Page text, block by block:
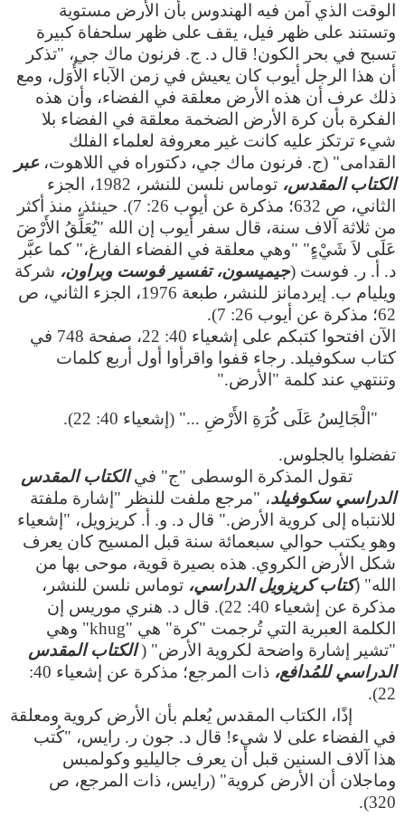
الوقت الذي آمن فيه الهندوس بأن الأرض مستوية
وتستند على ظهر فيل، يقف على ظهر سلحفاة كبيرة
تسبح في بحر الكون! قال د. ج. فرنون ماك جي، "تذكر
أن هذا الرجل أيوب كان يعيش في زمن الآباء الأُوَل، ومع
ذلك عرف أن هذه الأرض معلقة في الفضاء، وأن هذه
الفكرة بأن كرة الأرض الضخمة معلقة في الفضاء بلا
شيء ترتكز عليه كانت غير معروفة لعلماء الفلك
القدامى" (ج. فرنون ماك جي، دكتوراه في اللاهوت،عبر
الكتاب المقدس،
توماس نلسن للنشر، 1982، الجزء
الثاني، ص 632؛ مذكرة عن أيوب 26: 7). حينئذ، منذ أكثر
من ثلاثة آلاف سنة، قال سفر أيوب إن الله "يُعَلِّقُ الأَرْضَ
عَلَى لاَ شَيْءٍ" "وهي معلقة في الفضاء الفارغ،" كما عبَّر
د. أ. ر. فوست (جيميسون، تفسير فوست وبراون، شركة
ويليام ب. إيردمانز للنشر، طبعة 1976، الجزء الثاني، ص
62؛ مذكرة عن أيوب 26: 7).
الآن افتحوا كتبكم على إشعياء 40: 22، صفحة 748 في
كتاب سكوفيلد. رجاء قفوا واقرأوا أول أربع كلمات
وتنتهي عند كلمة "الأرض."
"الْجَالِسُ عَلَى كُرَةِ الأَرْضِ ..." (إشعياء 40: 22).
تفضلوا بالجلوس.
تقول المذكرة الوسطى "ج" فيالكتاب المقدس
الدراسي سكوفيلد، "مرجع ملفت للنظر "إشارة ملفتة
للانتباه إلى كروية الأرض." قال د. و. أ. كريزويل، "إشعياء
وهو يكتب حوالي سبعمائة سنة قبل المسيح كان يعرف
شكل الأرض الكروي. هذه بصيرة قوية، موحى بها من
الله" (كتاب كريزويل الدراسي، توماس نلسن للنشر،
مذكرة عن إشعياء 40: 22). قال د. هنري موريس إن
الكلمة العبرية التي تُرجمت "كرة" هي "khug" وهي
"تشير إشارة واضحة لكروية الأرض" (الكتاب المقدس
الدراسي للمُدافع،
ذات المرجع؛ مذكرة عن إشعياء 40:
22).
إذًا، الكتاب المقدس يُعلم بأن الأرض كروية ومعلقة
في الفضاء على لا شيء! قال د. جون ر. رايس، "كُتب
هذا آلاف السنين قبل أن يعرف جاليليو وكولمبس
وماجلان أن الأرض كروية" (رايس، ذات المرجع، ص
320).